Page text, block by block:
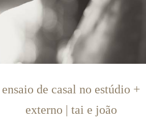
ensaio de casal no estúdio +
externo | tai e joão